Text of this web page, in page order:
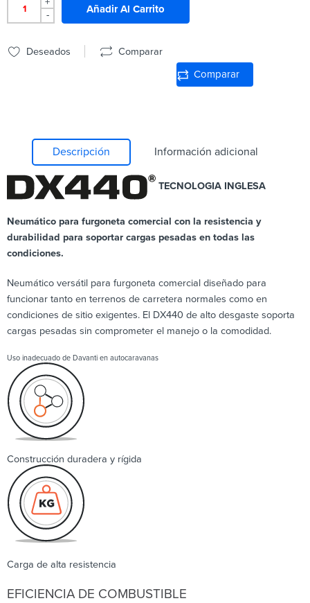
-
Añadir Al Carrito
Deseados Comparar
Comparar
Descripción Información adicional
TECNOLOGIA INGLESA
Neumático para furgoneta comercial con la resistencia y
durabilidad para soportar cargas pesadas en todas las
condiciones.
Neumático versátil para furgoneta comercial diseñado para
funcionar tanto en terrenos de carretera normales como en
condiciones de sitio exigentes. El DX440 de alto desgaste soporta
cargas pesadas sin comprometer el manejo o la comodidad.
Uso inadecuado de Davanti en autocaravanas
Construcción duradera y rígida
Carga de alta resistencia
EFICIENCIA DE COMBUSTIBLE